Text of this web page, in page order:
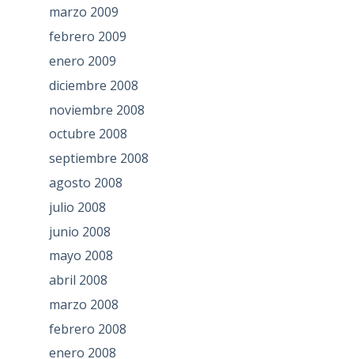
marzo 2009
febrero 2009
enero 2009
diciembre 2008
noviembre 2008
octubre 2008
septiembre 2008
agosto 2008
julio 2008
junio 2008
mayo 2008
abril 2008
marzo 2008
febrero 2008
enero 2008